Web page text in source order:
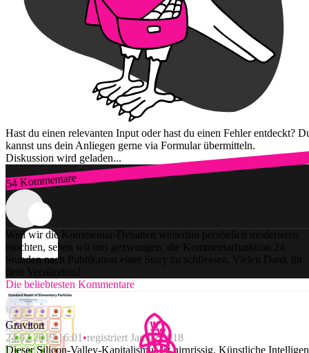
Hast du einen relevanten Input oder hast du einen Fehler entdeckt?
kannst uns dein Anliegen gerne via Formular übermitteln.
Diskussion wird geladen...
54 Kommentare
Zum Login
Weil wir die Kommentar-Debatten weiterhin persönlich moderieren
möchten, sehen wir uns gezwungen, die Kommentarfunktion 24
Stunden nach Publikation einer Story zu schliessen. Vielen Dank für
dein Verständnis!
Die beliebtesten Kommentare
Graviton
24.02.2019 16:01 registriert Januar 2018
Dieser Silicon-Valley-Kapitalismus ist hirnrissig. Künstliche